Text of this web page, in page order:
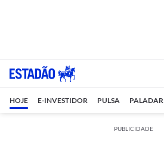
HOJE E-INVESTIDOR PULSA PALADAR
PUBLICIDADE